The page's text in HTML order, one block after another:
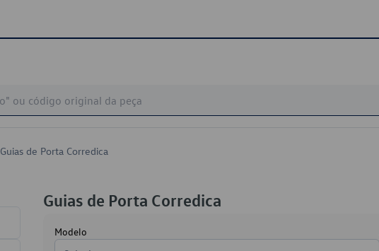
Guias de Porta Corredica
Guias de Porta Corredica
Modelo